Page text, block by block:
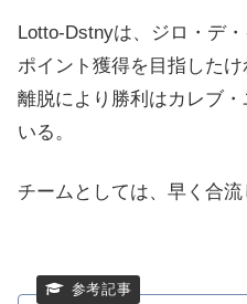
Lotto-Dstnyは、ジロ・デ
ポイント獲得を目指した
離脱により勝利はカレブ
いる。
チームとしては、早く合流